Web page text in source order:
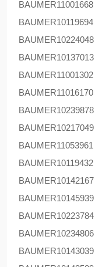
BAUMER
BAUMER
BAUMER
BAUMER
BAUMER
BAUMER
BAUMER
BAUMER
BAUMER
BAUMER
BAUMER
BAUMER
BAUMER
BAUMER
BAUMER